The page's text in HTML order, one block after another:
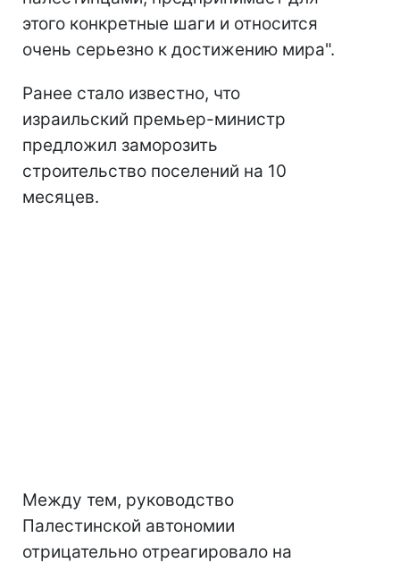
этого конкретные шаги и относится
очень серьезно к достижению мира".
Ранее стало известно, что
израильский премьер-министр
предложил заморозить
строительство поселений на 10
месяцев.
Между тем, руководство
Палестинской автономии
отрицательно отреагировало на